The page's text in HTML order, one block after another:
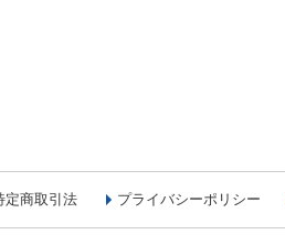
定商取引法 プライバシーポリシー